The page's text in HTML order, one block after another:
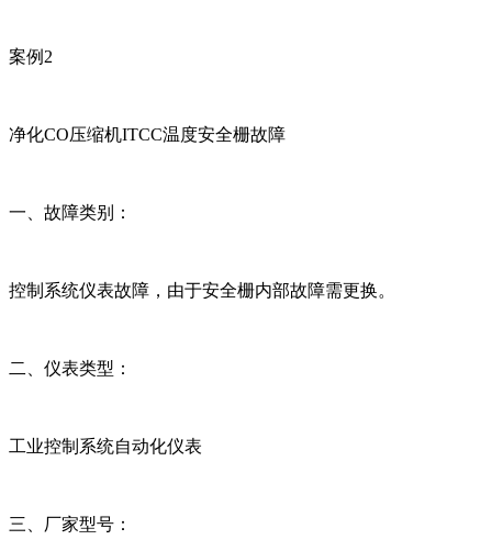
案例2
净化CO压缩机ITCC温度安全栅故障
一、故障类别：
控制系统仪表故障，由于安全栅内部故障需更换。
二、仪表类型：
工业控制系统自动化仪表
三、厂家型号：